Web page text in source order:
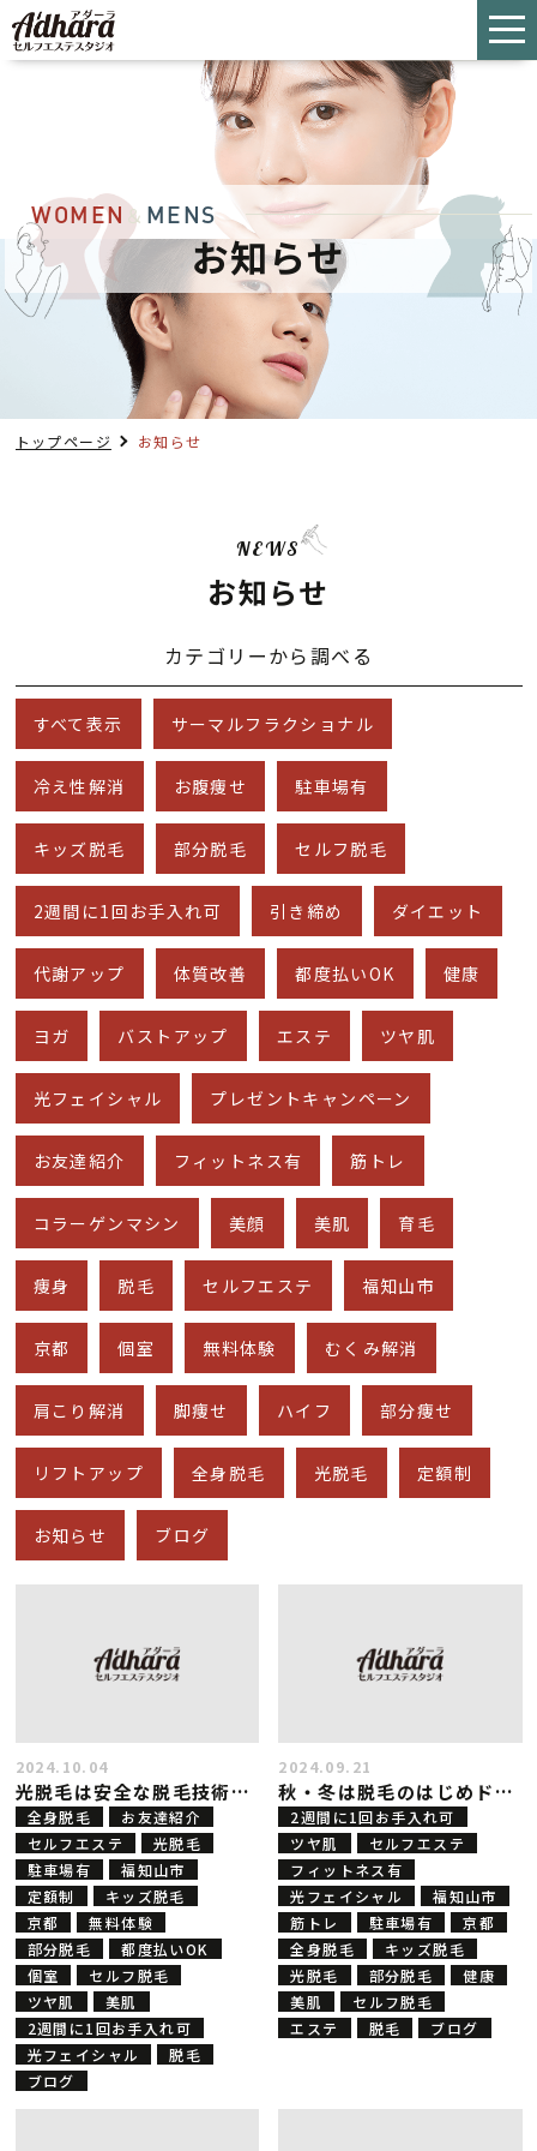
WOMEN ＆ MENS
お知らせ
トップページ お知らせ
NEWS
お知らせ
カテゴリーから調べる
すべて表示 サーマルフラクショナル
冷え性解消 お腹痩せ 駐車場有
キッズ脱毛 部分脱毛 セルフ脱毛
2週間に1回お手入れ可 引き締め ダイエット
代謝アップ 体質改善 都度払いOK 健康
ヨガ バストアップ エステ ツヤ肌
光フェイシャル プレゼントキャンペーン
お友達紹介 フィットネス有 筋トレ
コラーゲンマシン 美顔 美肌 育毛
痩身 脱毛 セルフエステ 福知山市
京都 個室 無料体験 むくみ解消
肩こり解消 脚痩せ ハイフ 部分痩せ
リフトアップ 全身脱毛 光脱毛 定額制
お知らせ ブログ
2024.10.04
光脱毛は安全な脱毛技術だけど・・・？
全身脱毛
お友達紹介
セルフエステ
光脱毛
駐車場有
福知山市
定額制
キッズ脱毛
京都
無料体験
部分脱毛
都度払いOK
個室
セルフ脱毛
ツヤ肌
美肌
2週間に1回お手入れ可
光フェイシャル
脱毛
ブログ
2024.09.21
秋・冬は脱毛のはじめドキ☆
2週間に1回お手入れ可
ツヤ肌
セルフエステ
フィットネス有
光フェイシャル
福知山市
筋トレ
駐車場有
京都
全身脱毛
キッズ脱毛
光脱毛
部分脱毛
健康
美肌
セルフ脱毛
エステ
脱毛 ブログ